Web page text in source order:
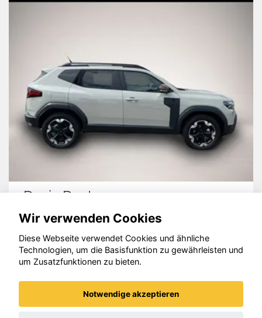
Dacia Duster
© konjunkturmotor.de GmbH 2020 - 2026
Wir verwenden Cookies
Diese Webseite verwendet Cookies und ähnliche
Technologien, um die Basisfunktion zu gewährleisten und
um Zusatzfunktionen zu bieten.
Notwendige akzeptieren